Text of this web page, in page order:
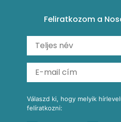
Carbonara
Shakshuka
Ratatouille
Mexikói húsleves kukorica
Almás-kéksajtos kukoricasaláta
Köretek
Reggeli receptek
Feliratkozom a
Válaszd ki, hogy melyik
felíratkozni: